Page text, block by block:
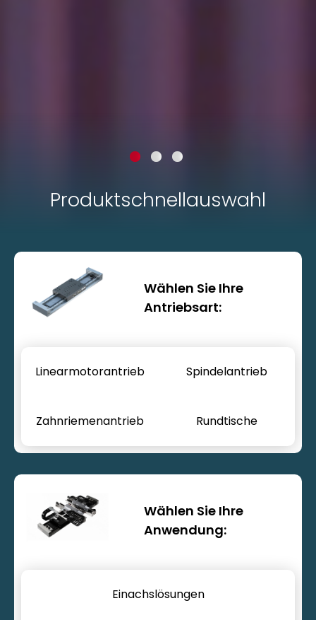
Produktschnellauswahl
Wählen Sie Ihre
Antriebsart:
Linearmotorantrieb Spindelantrieb
Zahnriemenantrieb Rundtische
Bewegungssysteme
Wählen Sie Ihre
Anwendung:
Einachslösungen